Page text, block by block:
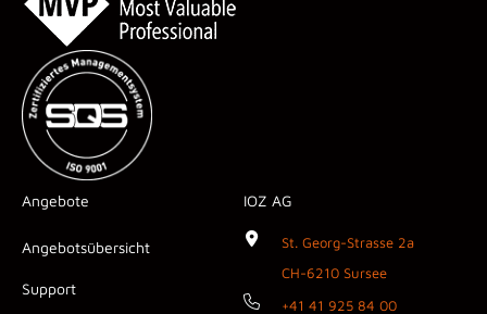
Angebote
Angebotsübersicht
Support
IOZ AG
St. Georg-Strasse 2a
CH-6210 Sursee
+41 41 925 84 00